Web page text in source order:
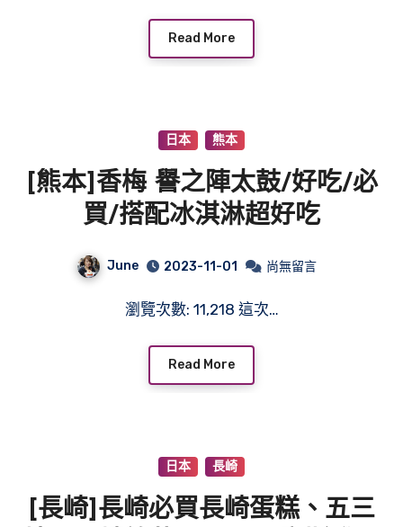
Read More
日本 熊本
[熊本]香梅 譽之陣太鼓/好吃/必
買/搭配冰淇淋超好吃
June 2023-11-01 尚無留言
瀏覽次數: 11,218 這次…
Read More
日本 長崎
[長崎]長崎必買長崎蛋糕、五三